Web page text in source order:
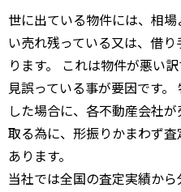
世に出ている物件には、相
い売れ残っている又は、借
ります。 これは物件が悪い
見誤っている事が要因です
した場合に、各不動産会社
取る為に、形振りかまわず
あります。
当社では全国の査定実績か